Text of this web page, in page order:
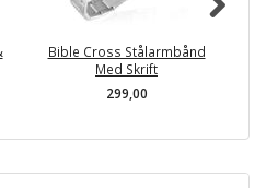
Bible Cross Stålarmbånd
Med Skrift
299,00